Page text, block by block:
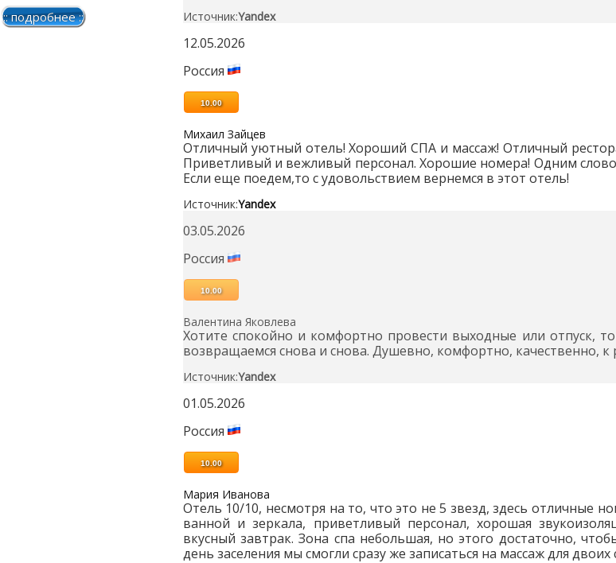
:: подробнее :: Источник:Yandex
12.05.2026
Россия
10.00
Михаил Зайцев
Отличный уютный отель! Хороший СПА и массаж! Отличный
Приветливый и вежливый персонал. Хорошие номера! Одним
Если еще поедем,то с удовольствием вернемся в этот отель!
Источник:Yandex
03.05.2026
Россия
10.00
Валентина Яковлева
Хотите спокойно и комфортно провести выходные или отпуск,
возвращаемся снова и снова. Душевно, комфортно, качественно, к
Источник:Yandex
01.05.2026
Россия
10.00
Мария Иванова
Отель 10/10, несмотря на то, что это не 5 звезд, здесь отличные
ванной и зеркала, приветливый персонал, хорошая
вкусный завтрак. Зона спа небольшая, но этого достаточно,
день заселения мы смогли сразу же записаться на массаж для двоих